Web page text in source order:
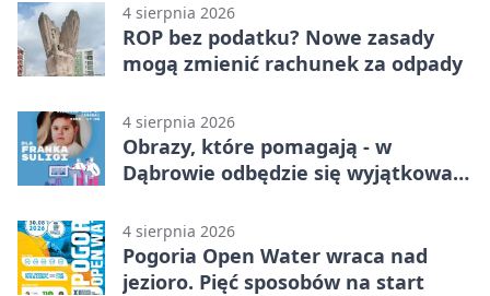
4 sierpnia 2026
ROP bez podatku? Nowe zasady
mogą zmienić rachunek za odpady
4 sierpnia 2026
Obrazy, które pomagają - w
Dąbrowie odbędzie się wyjątkowa
4 sierpnia 2026
Pogoria Open Water wraca nad
jezioro. Pięć sposobów na start